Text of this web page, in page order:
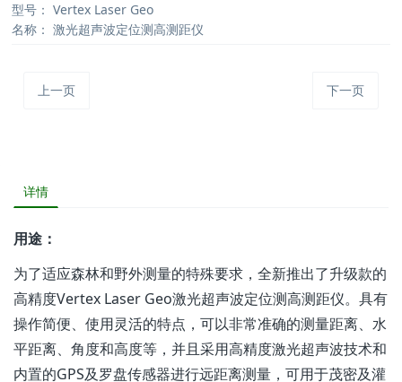
型号： Vertex Laser Geo
名称： 激光超声波定位测高测距仪
上一页 下一页
详情
用途：
为了适应森林和野外测量的特殊要求，全新推出了升级款的
高精度Vertex Laser Geo激光超声波定位测高测距仪。具有
操作简便、使用灵活的特点，可以非常准确的测量距离、水
平距离、角度和高度等，并且采用高精度激光超声波技术和
内置的GPS及罗盘传感器进行远距离测量，可用于茂密及灌